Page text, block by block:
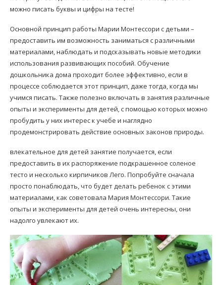
можно писать буквы и цифры на тесте!
Основной принцип работы Марии Монтессори с детьми –
предоставить им возможность заниматься с различными
материалами, наблюдать и подсказывать новые методики
использования развивающих пособий. Обучение
дошкольника дома проходит более эффективно, если в
процессе соблюдается этот принцип, даже тогда, когда мы
учимся писать. Также полезно включать в занятия различные
опыты и эксперименты для детей, с помощью которых можно
пробудить у них интерес к учебе и наглядно
продемонстрировать действие основных законов природы.
влекательное для детей занятие получается, если
предоставить в их распоряжение подкрашенное соленое
тесто и несколько кирпичиков Лего. Попробуйте сначала
просто понаблюдать, что будет делать ребенок с этими
материалами, как советовала Мария Монтессори. Такие
опыты и эксперименты для детей очень интересны, они
надолго увлекают их.